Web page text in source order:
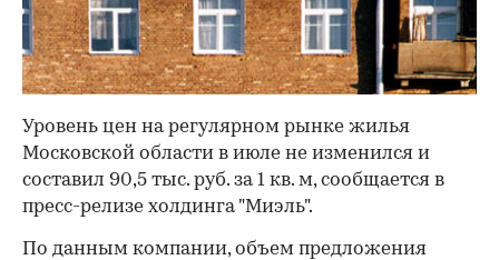
Уровень цен на регулярном рынке жилья
Московской области в июле не изменился и
составил 90,5 тыс. руб. за 1 кв. м, сообщается в
пресс-релизе холдинга "Миэль".
По данным компании, объем предложения